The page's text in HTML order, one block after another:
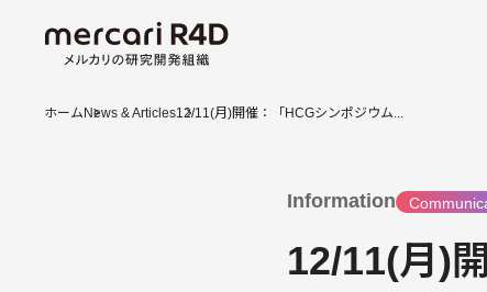
ホーム News & Articles12/11(月)開催：「HCGシンポジウム...
Information
12/11(月)